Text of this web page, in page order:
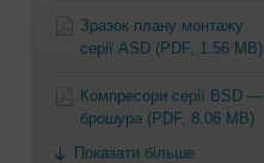
Зразок плану монтажу
серії ASD (PDF, 1.56 MB)
Компресори серії BSD —
брошура (PDF, 8.06 MB)
Показати більше